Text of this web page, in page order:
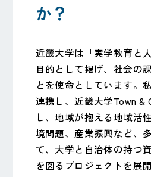
か？
近畿大学は「実学教育と
目的として掲げ、社会の
とを使命としています。
連携し、近畿大学Town &
し、地域が抱える地域活
境問題、産業振興など、
て、大学と自治体の持つ
を図るプロジェクトを展